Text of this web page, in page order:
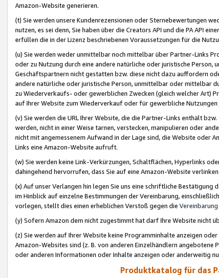
Amazon-Website generieren.
(t) Sie werden unsere Kundenrezensionen oder Sternebewertungen
nutzen, es sei denn, Sie haben über die Creators API und die PA API
erfüllen die in der Lizenz beschriebenen Voraussetzungen für die
(u) Sie werden weder unmittelbar noch mittelbar über Partner-Links
oder zu Nutzung durch eine andere natürliche oder juristische
Geschäftspartnern nicht gestatten bzw. diese nicht dazu auffordern
andere natürliche oder juristische Person, unmittelbar oder mittelbar
zu Wiederverkaufs- oder gewerblichen Zwecken (gleich welcher Art)
auf Ihrer Website zum Wiederverkauf oder für gewerbliche
(v) Sie werden die URL Ihrer Website, die die Partner-Links enthält
werden, nicht in einer Weise tarnen, verstecken, manipulieren oder
nicht mit angemessenem Aufwand in der Lage sind, die Website oder
Links eine Amazon-Website aufruft.
(w) Sie werden keine Link-Verkürzungen, Schaltflächen, Hyperlinks
dahingehend hervorrufen, dass Sie auf eine Amazon-Website
(x) Auf unser Verlangen hin legen Sie uns eine schriftliche
im Hinblick auf einzelne Bestimmungen der Vereinbarung,
vorlegen, stellt dies einen erheblichen Verstoß gegen die Vereinbarung
(y) Sofern Amazon dem nicht zugestimmt hat darf Ihre Website nicht
(z) Sie werden auf Ihrer Website keine Programminhalte anzeigen
Amazon-Websites sind (z. B. von anderen Einzelhändlern
oder anderen Informationen oder Inhalte anzeigen oder anderweitig
Produktkatalog für das